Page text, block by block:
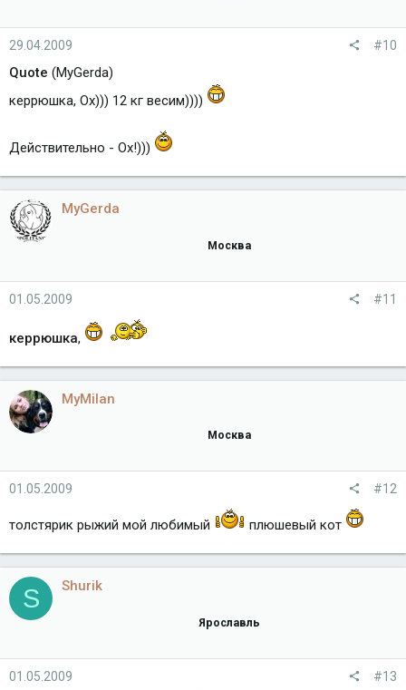
29.04.2009 #10
Quote (MyGerda)
керрюшка, Ох))) 12 кг весим))))
Действительно - Ох!)))
MyGerda
Москва
01.05.2009 #11
керрюшка,
MyMilan
Москва
01.05.2009 #12
толстярик рыжий мой любимый плюшевый кот
S Shurik
Ярославль
01.05.2009 #13